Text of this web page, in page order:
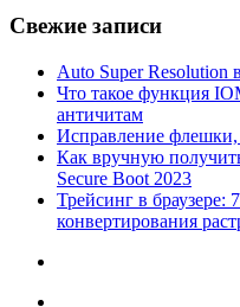
Свежие записи
Auto Super Resolution
Что такое функция
античитам
Исправление флешки,
Как вручную
Secure Boot 2023
Трейсинг в браузере:
конвертирования